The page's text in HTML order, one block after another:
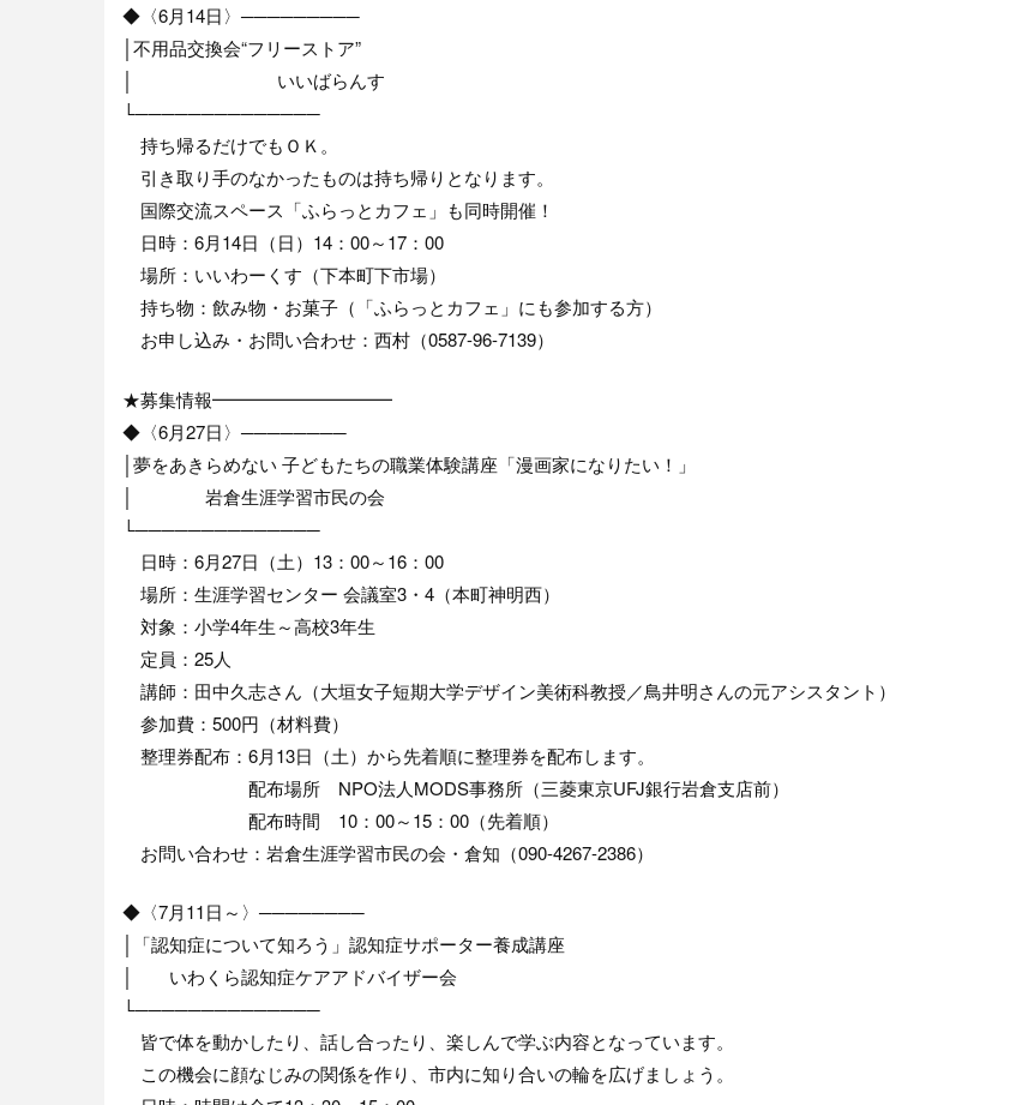
◆〈6月14日〉─────────
│不用品交換会“フリーストア”
│ いいばらんす
└──────────────
持ち帰るだけでもＯＫ。
引き取り手のなかったものは持ち帰りとなります。
国際交流スペース「ふらっとカフェ」も同時開催！
日時：6月14日（日）14：00～17：00
場所：いいわーくす（下本町下市場）
持ち物：飲み物・お菓子（「ふらっとカフェ」にも参加する方）
お申し込み・お問い合わせ：西村（0587-96-7139）
★募集情報━━━━━━━━━━
◆〈6月27日〉────────
│夢をあきらめない 子どもたちの職業体験講座「漫画家になりたい！」
│ 岩倉生涯学習市民の会
└──────────────
日時：6月27日（土）13：00～16：00
場所：生涯学習センター 会議室3・4（本町神明西）
対象：小学4年生～高校3年生
定員：25人
講師：田中久志さん（大垣女子短期大学デザイン美術科教授／鳥井明さんの元アシスタント）
参加費：500円（材料費）
整理券配布：6月13日（土）から先着順に整理券を配布します。
配布場所 NPO法人MODS事務所（三菱東京UFJ銀行岩倉支店前）
配布時間 10：00～15：00（先着順）
お問い合わせ：岩倉生涯学習市民の会・倉知（090-4267-2386）
◆〈7月11日～〉────────
│「認知症について知ろう」認知症サポーター養成講座
│ いわくら認知症ケアアドバイザー会
└──────────────
皆で体を動かしたり、話し合ったり、楽しんで学ぶ内容となっています。
この機会に顔なじみの関係を作り、市内に知り合いの輪を広げましょう。